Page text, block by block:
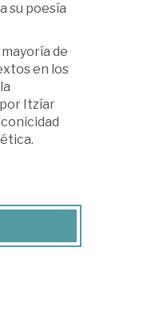
su poesía
de
en los
Itzíar